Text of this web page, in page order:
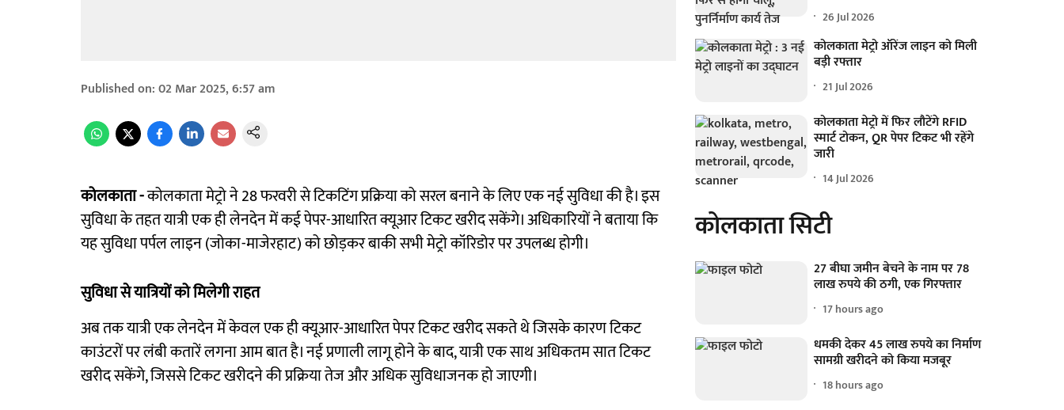
Published on:02 Mar 2025, 6:57 am
कोलकाता -कोलकाता मेट्रो ने 28 फरवरी से टिकटिंग प्रक्रिया को सरल बनाने के लिए एक नई सुविधा की है। इस
सुविधा के तहत यात्री एक ही लेनदेन में कई पेपर-आधारित क्यूआर टिकट खरीद सकेंगे। अधिकारियों ने बताया कि
यह सुविधा पर्पल लाइन (जोका-माजेरहाट) को छोड़कर बाकी सभी मेट्रो कॉरिडोर पर उपलब्ध होगी।
सुविधा से यात्रियों को मिलेगी राहत
अब तक यात्री एक लेनदेन में केवल एक ही क्यूआर-आधारित पेपर टिकट खरीद सकते थे जिसके कारण टिकट
काउंटरों पर लंबी कतारें लगना आम बात है। नई प्रणाली लागू होने के बाद, यात्री एक साथ अधिकतम सात टिकट
खरीद सकेंगे, जिससे टिकट खरीदने की प्रक्रिया तेज और अधिक सुविधाजनक हो जाएगी।
26 Jul 2026
कोलकाता मेट्रो ऑरेंज लाइन को मिली
बड़ी रफ्तार
21 Jul 2026
कोलकाता मेट्रो में फिर लौटेंगे RFID
स्मार्ट टोकन, QR पेपर टिकट भी रहेंगे
जारी
14 Jul 2026
कोलकाता सिटी
27 बीघा जमीन बेचने के नाम पर 78
लाख रुपये की ठगी, एक गिरफ्तार
17 hours ago
धमकी देकर 45 लाख रुपये का निर्माण
सामग्री खरीदने को किया मजबूर
18 hours ago